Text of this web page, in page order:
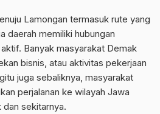
Lamongan termasuk rute yang
daerah memiliki hubungan
Banyak masyarakat Demak
bisnis, atau aktivitas pekerjaan
juga sebaliknya, masyarakat
perjalanan ke wilayah Jawa
sekitarnya.